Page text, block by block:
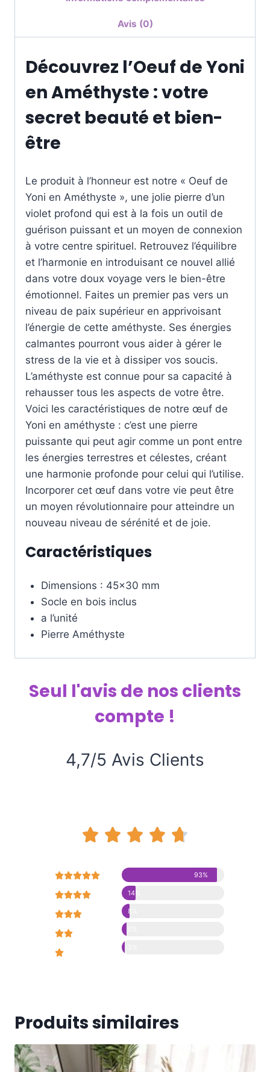
Avis (0)
Découvrez l’Oeuf de Yoni
en Améthyste : votre
secret beauté et bien-
être
Le produit à l’honneur est notre « Oeuf de
Yoni en Améthyste », une jolie pierre d’un
violet profond qui est à la fois un outil de
guérison puissant et un moyen de connexion
à votre centre spirituel. Retrouvez l’équilibre
et l’harmonie en introduisant ce nouvel allié
dans votre doux voyage vers le bien-être
émotionnel. Faites un premier pas vers un
niveau de paix supérieur en apprivoisant
l’énergie de cette améthyste. Ses énergies
calmantes pourront vous aider à gérer le
stress de la vie et à dissiper vos soucis.
L’améthyste est connue pour sa capacité à
rehausser tous les aspects de votre être.
Voici les caractéristiques de notre œuf de
Yoni en améthyste : c’est une pierre
puissante qui peut agir comme un pont entre
les énergies terrestres et célestes, créant
une harmonie profonde pour celui qui l’utilise.
Incorporer cet œuf dans votre vie peut être
un moyen révolutionnaire pour atteindre un
nouveau niveau de sérénité et de joie.
Caractéristiques
Dimensions : 45×30 mm
Socle en bois inclus
a l’unité
Pierre Améthyste
Seul l'avis de nos clients
compte !
4,7/5 Avis Clients
    





93%
14%
8%
Produits similaires